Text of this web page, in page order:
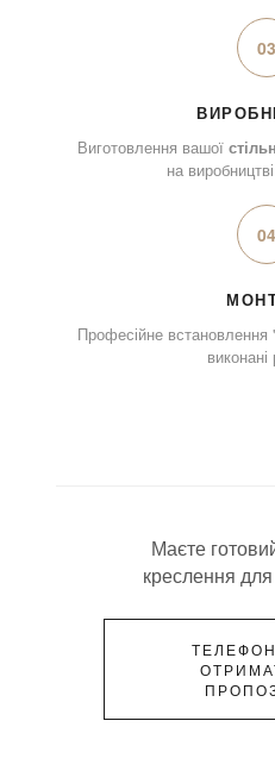
03
Виготовлення вашої
на
04
Професійне встановлення
Маєте
креслення